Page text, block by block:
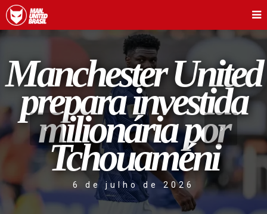
Manchester United
prepara investida
milionária por
Tchouaméni
6 de julho de 2026